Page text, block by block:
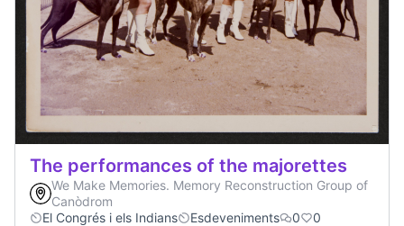
The performances of the majorettes
We Make Memories. Memory Reconstruction Group of
Canòdrom
El Congrés i els Indians
Esdeveniments 0 0